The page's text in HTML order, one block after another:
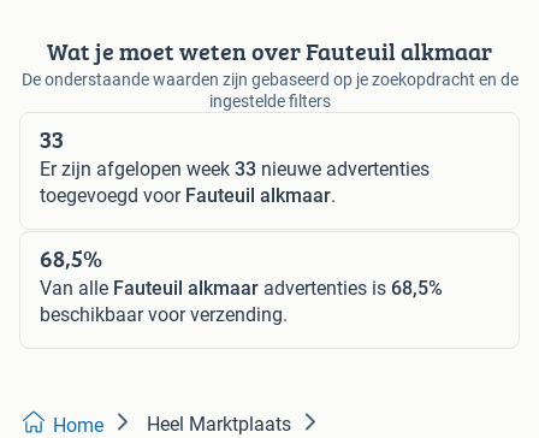
Wat je moet weten over Fauteuil alkmaar
De onderstaande waarden zijn gebaseerd op je zoekopdracht en de
ingestelde filters
33
Er zijn afgelopen week 33 nieuwe advertenties
toegevoegd voor Fauteuil alkmaar.
68,5%
Van alle Fauteuil alkmaar advertenties is 68,5%
beschikbaar voor verzending.
Home Heel Marktplaats